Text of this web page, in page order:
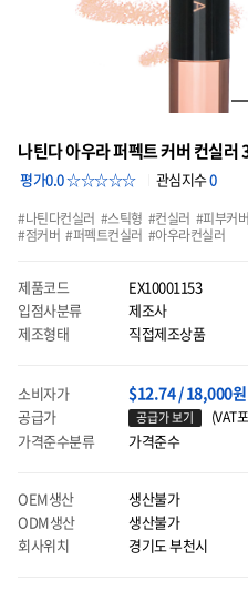
나틴다 아우라 퍼펙트 커버 컨실러
평가0.0 ☆☆☆☆☆ 관심지수0
나틴다컨실러 스틱형 컨실러 피부커버
점커버
퍼펙트컨실러 아우라컨실러
제품코드
EX10001153
입점사분류
제조사
제조형태
직접제조상품
소비자가 $12.74 / 18,000원
공급가 공급가 보기 (VAT
가격준수분류 가격준수
OEM생산
생산불가
ODM생산
생산불가
회사위치
경기도 부천시